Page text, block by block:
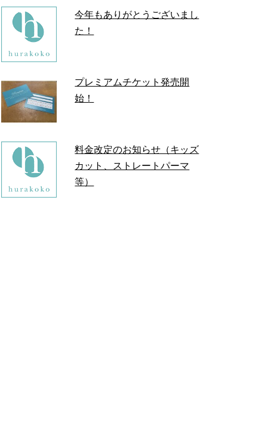
今年もありがとうございまし
た！
プレミアムチケット発売開
始！
料金改定のお知らせ（キッズ
カット、ストレートパーマ
等）